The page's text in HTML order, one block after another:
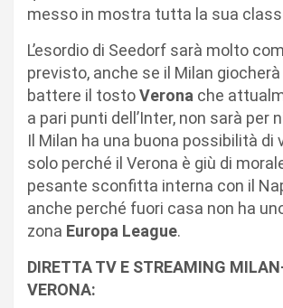
messo in mostra tutta la sua
L’esordio di Seedorf sarà molto
previsto, anche se il Milan
battere il tostoVerona che
a pari punti dell’Inter, non sarà per
Il Milan ha una buona possibilità di
solo perché il Verona è giù di
pesante sconfitta interna con il
anche perché fuori casa non ha
zona Europa League.
DIRETTA TV E STREAMING
VERONA: